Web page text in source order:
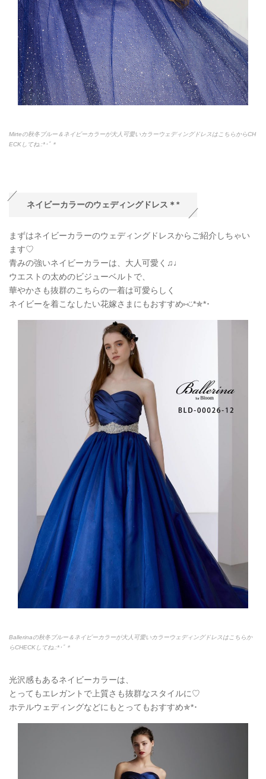
Mirteの秋冬ブルー＆ネイビーカラーが大人可愛いカラーウェディングドレスはこちらからCH
ECKしてね.:*･ﾟ＊
ネイビーカラーのウェディングドレス＊*
まずはネイビーカラーのウェディングドレスからご紹介しちゃい
ます♡
青みの強いネイビーカラーは、大人可愛く♫♩
ウエストの太めのビジューベルトで、
華やかさも抜群のこちらの一着は可愛らしく
ネイビーを着こなしたい花嫁さまにもおすすめ⑅◡̈*✯*･
Ballerinaの秋冬ブルー＆ネイビーカラーが大人可愛いカラーウェディングドレスはこちらか
らCHECKしてね.:*･ﾟ＊
光沢感もあるネイビーカラーは、
とってもエレガントで上質さも抜群なスタイルに♡
ホテルウェディングなどにもとってもおすすめ✯*･